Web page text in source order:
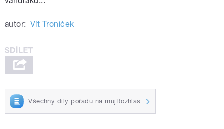
autor: Vít Troníček
Všechny díly pořadu na mujRozhlas